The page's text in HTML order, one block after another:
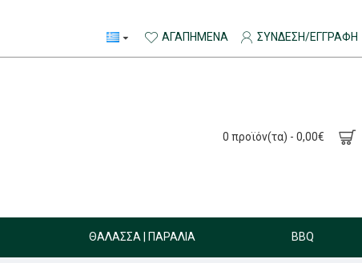
ΑΓΑΠΗΜΈΝΑ ΣΎΝΔΕΣΗ/ΕΓΓΡΑΦΉ
0 προϊόν(τα) - 0,00€
ΘΆΛΑΣΣΑ | ΠΑΡΑΛΊΑ BBQ